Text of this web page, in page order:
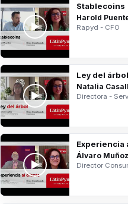
Stablecoins
Harold
Rapyd - CFO
Ley del árbol
Natalia
Directora -
Experiencia
Álvaro Muñoz
Director